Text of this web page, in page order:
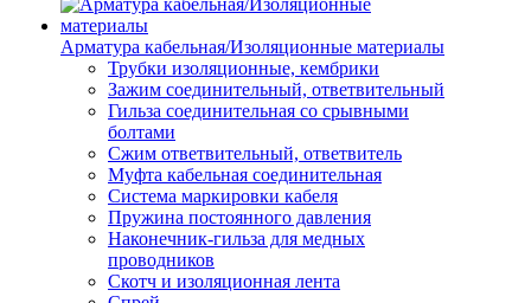
Арматура кабельная/Изоляционные материалы
Трубки изоляционные, кембрики
Зажим соединительный, ответвительный
Гильза соединительная со срывными
болтами
Сжим ответвительный, ответвитель
Муфта кабельная соединительная
Система маркировки кабеля
Пружина постоянного давления
Наконечник-гильза для медных
проводников
Скотч и изоляционная лента